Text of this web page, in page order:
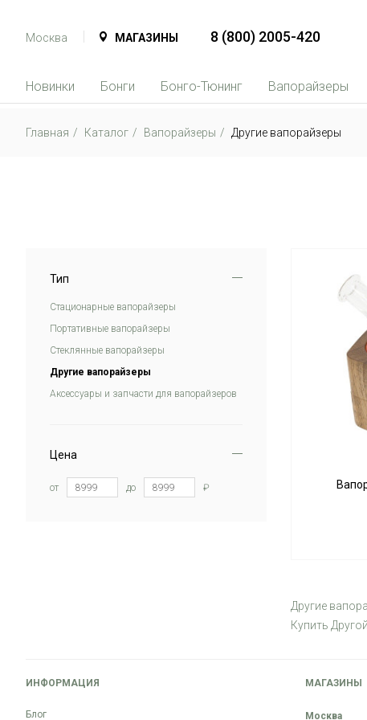
Москва МАГАЗИНЫ 8 (800) 2005-420
Новинки Бонги Бонго-Тюнинг Вапорайзеры
Главная Каталог Вапорайзеры Другие вапорайзеры
Тип
Стационарные вапорайзеры
Портативные вапорайзеры
Стеклянные вапорайзеры
Другие вапорайзеры
Аксессуары и запчасти для вапорайзеров
Цена
от до ₽
Другие
Купить
ИНФОРМАЦИЯ
Блог
МАГАЗИНЫ
Москва